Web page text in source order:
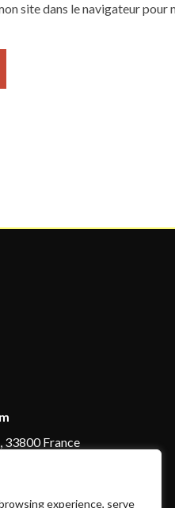
experience, serve
site dans le navigateur
33800 France